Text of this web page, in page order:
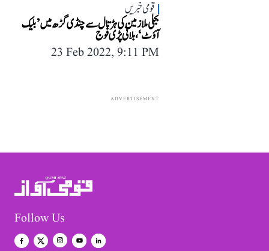
قومی خبریں
بجلی ملازمین کی ہڑتال سے چنڈی گڑھ میں ’بلیک
آؤٹ‘، بلانی پڑی فوج
23 Feb 2022, 9:11 PM
ADVERTISEMENT
Follow Us